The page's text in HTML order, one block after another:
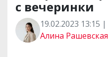
с вечеринки
19.02.2023 13:15 |
Алина Рашевская